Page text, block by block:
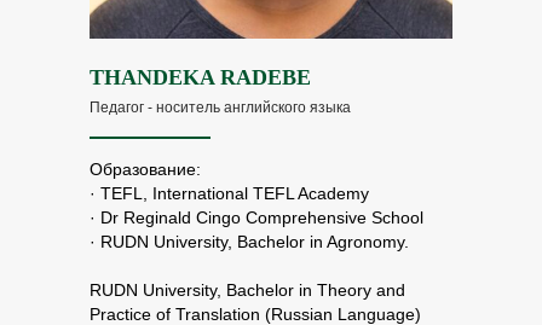
THANDEKA RADEBE
Педагог - носитель английского языка
Образование:
· TEFL, International TEFL Academy
· Dr Reginald Cingo Comprehensive School
· RUDN University, Bachelor in Agronomy.
RUDN University, Bachelor in Theory and
Practice of Translation (Russian Language)